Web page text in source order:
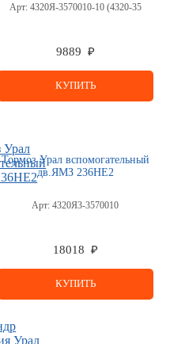
Арт:4320Я-3570010-10 (4320-35
9889 ₽
КУПИТЬ
Тормоз Урал вспомогательный
дв.ЯМЗ 236НЕ2
Арт: 4320Я3-3570010
18018 ₽
КУПИТЬ